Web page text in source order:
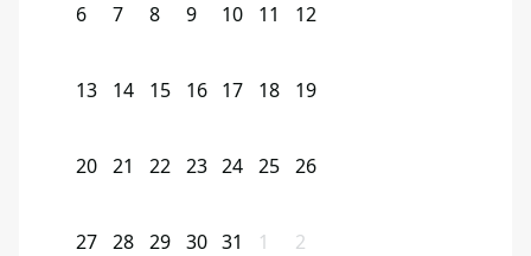
6 7 8 9 10 11 12
13 14 15 16 17 18 19
20 21 22 23 24 25 26
27 28 29 30 31 1 2